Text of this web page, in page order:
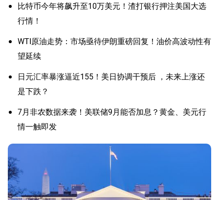
比特币今年将飙升至10万美元！渣打银行押注美国大选
行情！
WTI原油走势：市场亟待伊朗重磅回复！油价高波动性有
望延续
日元汇率暴涨逼近155！美日协调干预后 ，未来上涨还
是下跌？
7月非农数据来袭！美联储9月能否加息？黄金、美元行
情一触即发